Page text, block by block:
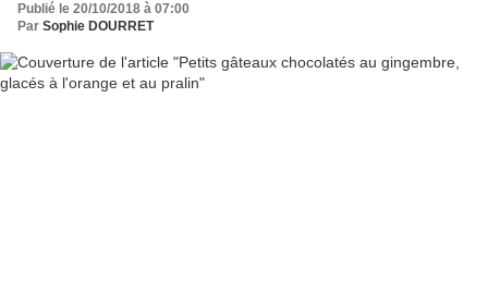
Publié le 20/10/2018 à 07:00
Par Sophie DOURRET